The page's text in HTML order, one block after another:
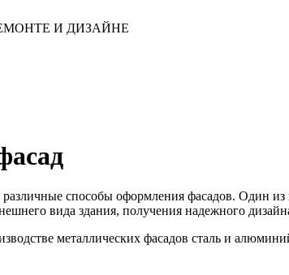
И ДИЗАЙНЕ
способы оформления фасадов. Один из
вида здания, получения надежного
металлических фасадов сталь и